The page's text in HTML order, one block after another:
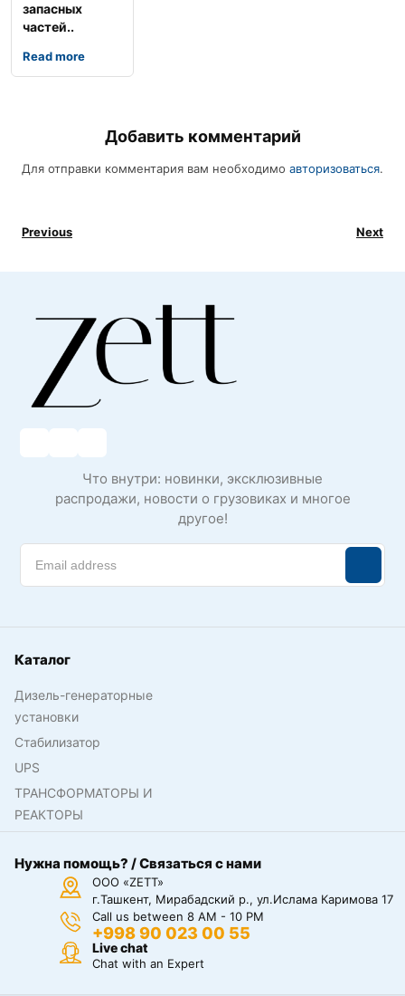
запасных
частей..
Read more
Добавить комментарий
Для отправки комментария вам необходимо авторизоваться.
Previous Next
Что внутри: новинки, эксклюзивные
распродажи, новости о грузовиках и многое
другое!
Каталог
Дизель-генераторные
установки
Стабилизатор
UPS
ТРАНСФОРМАТОРЫ И
РЕАКТОРЫ
Нужна помощь? / Связаться с нами
ООО «ZETT»
г.Ташкент, Мирабадский р., ул.Ислама Каримова 17
Call us between 8 AM - 10 PM
+998 90 023 00 55
Live chat
Chat with an Expert